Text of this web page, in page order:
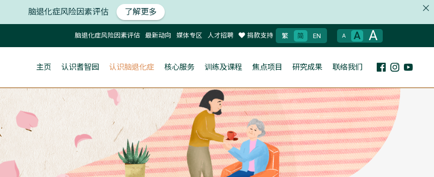
脑退化症风险因素评估 了解更多
脑退化症风险因素评估 最新动向 媒体专区 人才招聘 捐款支持 繁 简 EN A A A
主页 认识耆智园 认识脑退化症 核心服务 训练及课程 焦点项目 研究成果 联络我们